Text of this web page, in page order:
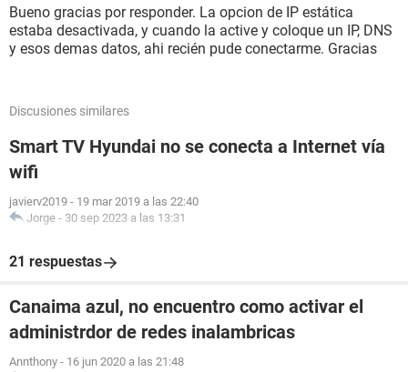
Bueno gracias por responder. La opcion de IP estática
estaba desactivada, y cuando la active y coloque un IP, DNS
y esos demas datos, ahi recién pude conectarme. Gracias
Discusiones similares
Smart TV Hyundai no se conecta a Internet vía
wifi
javierv2019 - 19 mar 2019 a las 22:40
Jorge - 30 sep 2023 a las 13:31
21 respuestas
Canaima azul, no encuentro como activar el
administrdor de redes inalambricas
Annthony - 16 jun 2020 a las 21:48